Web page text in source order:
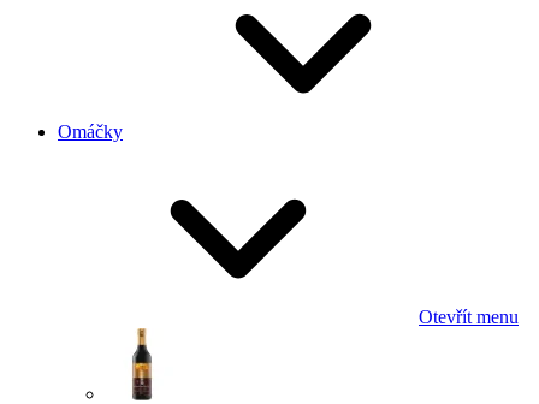
Omáčky
Otevřít menu